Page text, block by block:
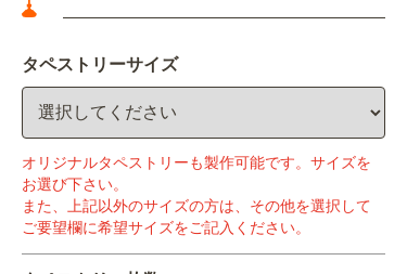
タペストリーサイズ
オリジナルタペストリーも製作可能です。サイズを
お選び下さい。
また、上記以外のサイズの方は、その他を選択して
ご要望欄に希望サイズをご記入ください。